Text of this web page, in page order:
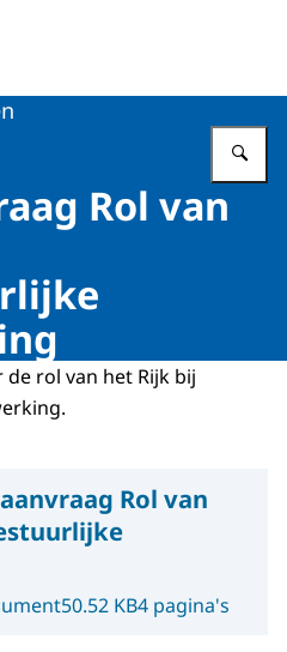
voor het Openbaar Bestuur
Rol van
de rol van het Rijk bij
Rol van
50.52 KB4 pagina's